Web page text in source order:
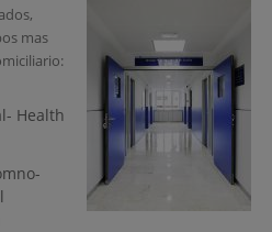
mas
Health